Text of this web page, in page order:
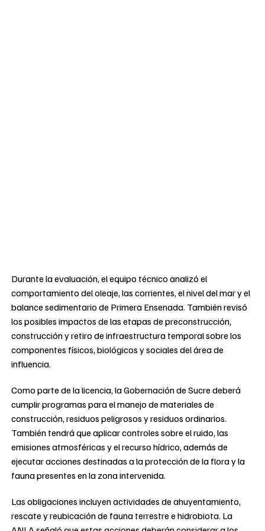
Durante la evaluación, el equipo técnico analizó el
comportamiento del oleaje, las corrientes, el nivel del mar y el
balance sedimentario de Primera Ensenada. También revisó
los posibles impactos de las etapas de preconstrucción,
construcción y retiro de infraestructura temporal sobre los
componentes físicos, biológicos y sociales del área de
influencia.
Como parte de la licencia, la Gobernación de Sucre deberá
cumplir programas para el manejo de materiales de
construcción, residuos peligrosos y residuos ordinarios.
También tendrá que aplicar controles sobre el ruido, las
emisiones atmosféricas y el recurso hídrico, además de
ejecutar acciones destinadas a la protección de la flora y la
fauna presentes en la zona intervenida.
Las obligaciones incluyen actividades de ahuyentamiento,
rescate y reubicación de fauna terrestre e hidrobiota. La